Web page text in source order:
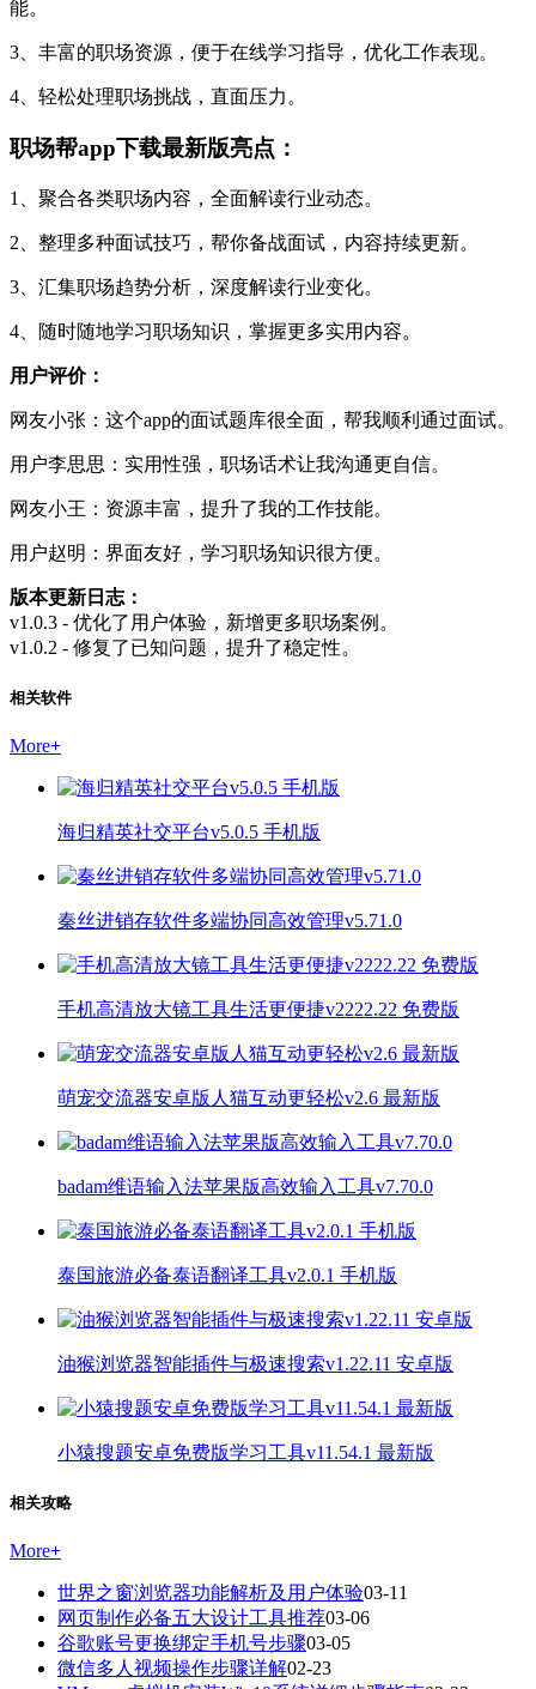
能。
3、丰富的职场资源，便于在线学习指导，优化工作表现。
4、轻松处理职场挑战，直面压力。
职场帮app下载最新版亮点：
1、聚合各类职场内容，全面解读行业动态。
2、整理多种面试技巧，帮你备战面试，内容持续更新。
3、汇集职场趋势分析，深度解读行业变化。
4、随时随地学习职场知识，掌握更多实用内容。
用户评价：
网友小张：这个app的面试题库很全面，帮我顺利通过面试。
用户李思思：实用性强，职场话术让我沟通更自信。
网友小王：资源丰富，提升了我的工作技能。
用户赵明：界面友好，学习职场知识很方便。
版本更新日志：
v1.0.3 - 优化了用户体验，新增更多职场案例。
v1.0.2 - 修复了已知问题，提升了稳定性。
相关软件
More+
海归精英社交平台v5.0.5 手机版
秦丝进销存软件多端协同高效管理v5.71.0
手机高清放大镜工具生活更便捷v2222.22 免费版
萌宠交流器安卓版人猫互动更轻松v2.6 最新版
badam维语输入法苹果版高效输入工具v7.70.0
泰国旅游必备泰语翻译工具v2.0.1 手机版
油猴浏览器智能插件与极速搜索v1.22.11 安卓版
小猿搜题安卓免费版学习工具v11.54.1 最新版
相关攻略
More+
世界之窗浏览器功能解析及用户体验03-11
网页制作必备五大设计工具推荐03-06
谷歌账号更换绑定手机号步骤03-05
微信多人视频操作步骤详解02-23